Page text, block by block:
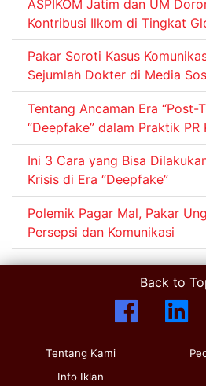
ASPIKOM Jatim dan UM
Kontribusi Ilkom di Tingkat
Pakar Soroti Kasus
Sejumlah Dokter di Media
Tentang Ancaman Era “Post-
“Deepfake” dalam Praktik PR
Ini 3 Cara yang Bisa
Krisis di Era “Deepfake”
Polemik Pagar Mal, Pakar
Persepsi dan Komunikasi
Back to
Tentang Kami
Info Iklan